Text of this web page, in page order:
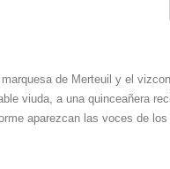
de Merteuil y el
viuda, a una quinceañera
aparezcan las voces de